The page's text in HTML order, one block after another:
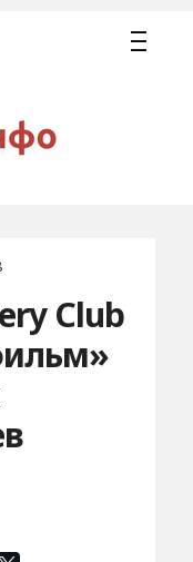
Club